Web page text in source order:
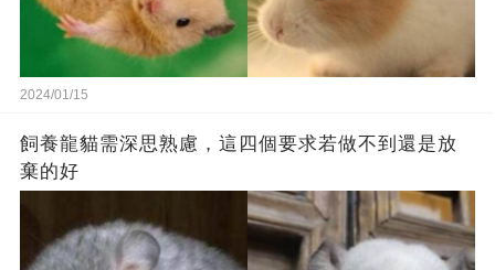
2024/01/15
飼養龍貓需深思熟慮，這四個要求若做不到還是放
棄的好